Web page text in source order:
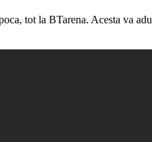
tot la BTarena. Acesta va